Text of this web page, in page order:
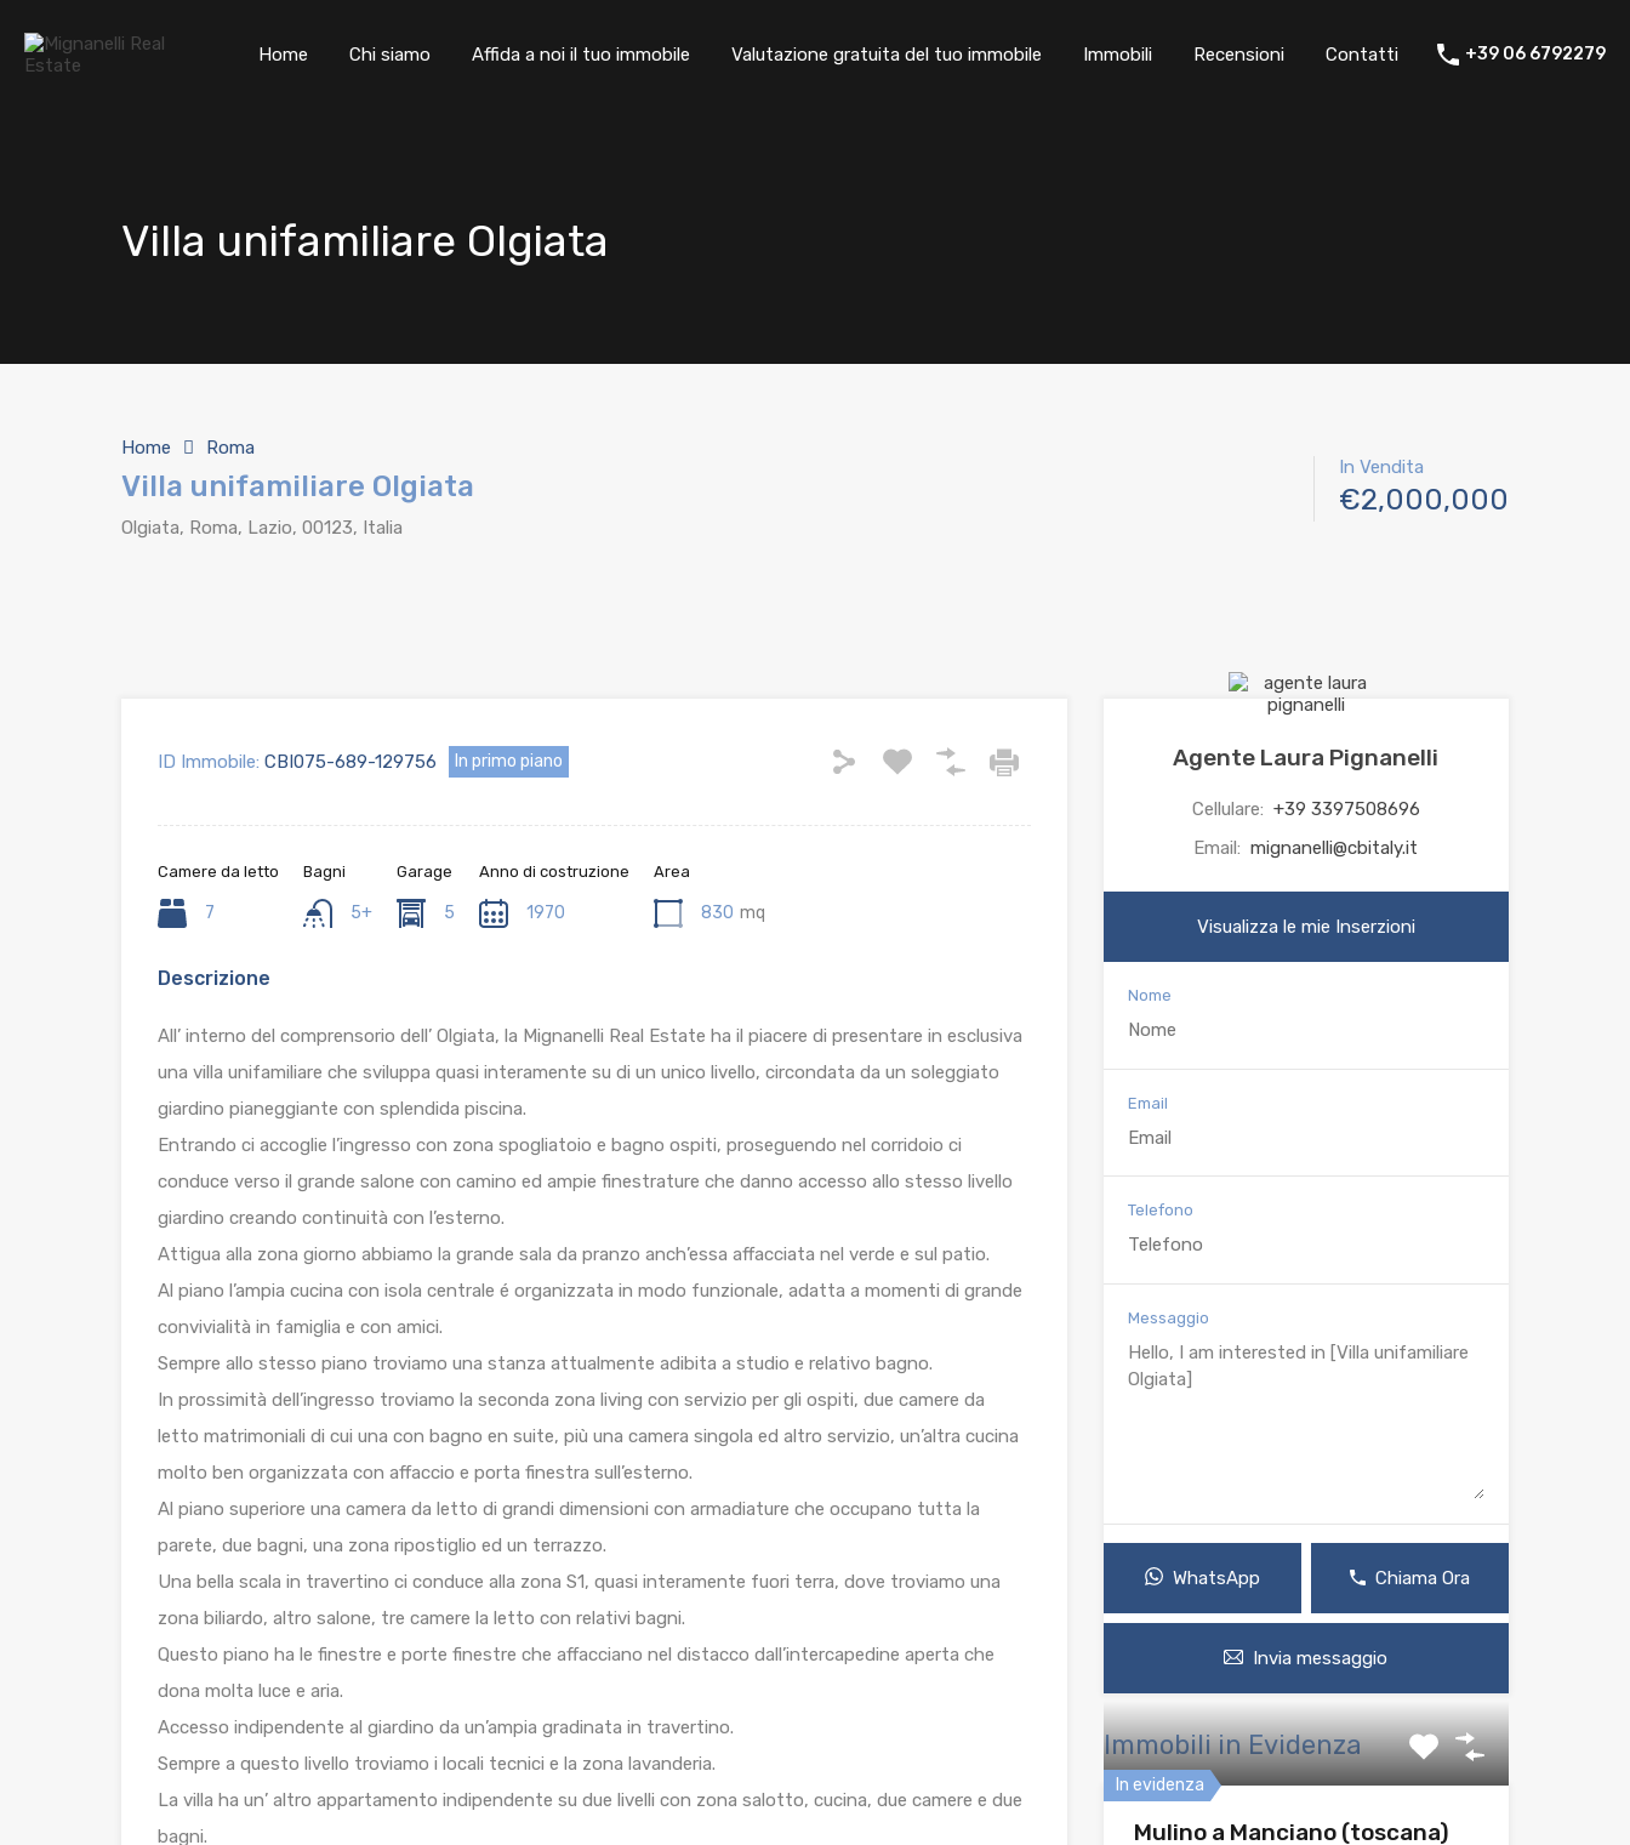
Home Chi siamo Affida a noi il tuo immobile Valutazione gratuita del tuo immobile Immobili Recensioni Contatti
Home Chi siamo Affida a noi il tuo immobile Valutazione gratuita del tuo immobile Immobili Recensioni Contatti +39 06 6792279
Villa unifamiliare Olgiata
Home Roma
Villa unifamiliare Olgiata
Olgiata, Roma, Lazio, 00123, Italia
In Vendita
€2,000,000
ID Immobile: CBI075-689-129756 In primo piano
Camere da letto
7
Bagni
5+
Garage
5
Anno di costruzione
1970
Area
830 mq
Descrizione
All’ interno del comprensorio dell’ Olgiata, la Mignanelli Real Estate ha il piacere di presentare in esclusiva
una villa unifamiliare che sviluppa quasi interamente su di un unico livello, circondata da un soleggiato
giardino pianeggiante con splendida piscina.
Entrando ci accoglie l’ingresso con zona spogliatoio e bagno ospiti, proseguendo nel corridoio ci
conduce verso il grande salone con camino ed ampie finestrature che danno accesso allo stesso livello
giardino creando continuità con l’esterno.
Attigua alla zona giorno abbiamo la grande sala da pranzo anch’essa affacciata nel verde e sul patio.
Al piano l’ampia cucina con isola centrale é organizzata in modo funzionale, adatta a momenti di grande
convivialità in famiglia e con amici.
Sempre allo stesso piano troviamo una stanza attualmente adibita a studio e relativo bagno.
In prossimità dell’ingresso troviamo la seconda zona living con servizio per gli ospiti, due camere da
letto matrimoniali di cui una con bagno en suite, più una camera singola ed altro servizio, un’altra cucina
molto ben organizzata con affaccio e porta finestra sull’esterno.
Al piano superiore una camera da letto di grandi dimensioni con armadiature che occupano tutta la
parete, due bagni, una zona ripostiglio ed un terrazzo.
Una bella scala in travertino ci conduce alla zona S1, quasi interamente fuori terra, dove troviamo una
zona biliardo, altro salone, tre camere la letto con relativi bagni.
Questo piano ha le finestre e porte finestre che affacciano nel distacco dall’intercapedine aperta che
dona molta luce e aria.
Accesso indipendente al giardino da un’ampia gradinata in travertino.
Sempre a questo livello troviamo i locali tecnici e la zona lavanderia.
La villa ha un’ altro appartamento indipendente su due livelli con zona salotto, cucina, due camere e due
bagni.
Agente Laura Pignanelli
Cellulare: +39 3397508696
Email: mignanelli@cbitaly.it
Visualizza le mie Inserzioni
Nome
Email
Telefono
Messaggio
WhatsApp Chiama Ora
Invia messaggio
Immobili in Evidenza
In evidenza
Mulino a Manciano (toscana)